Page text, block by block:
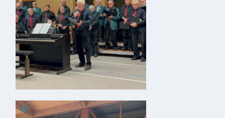
Datenschutz
Kontakt
Veranstaltungen
und Events
Kultur &
Freizeit
Feste